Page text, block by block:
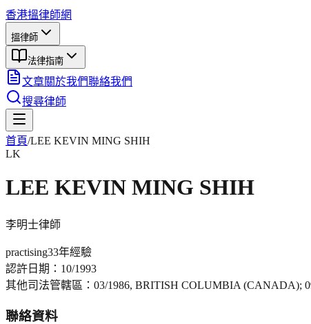
香港搵律師網
搵律師
法律指南
文章關於我們聯絡我們
搜尋律師
首頁/LEE KEVIN MING SHIH
LK
LEE KEVIN MING SHIH
李明士律師
practising33年經驗
認許日期： 10/1993
其他司法管轄區： 03/1986, BRITISH COLUMBIA (CANADA);
聯絡資料